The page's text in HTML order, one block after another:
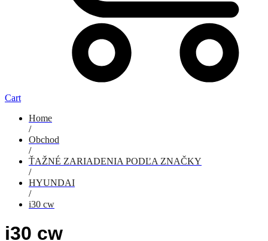
Cart
Home
/
Obchod
/
ŤAŽNÉ ZARIADENIA PODĽA ZNAČKY
/
HYUNDAI
/
i30 cw
i30 cw